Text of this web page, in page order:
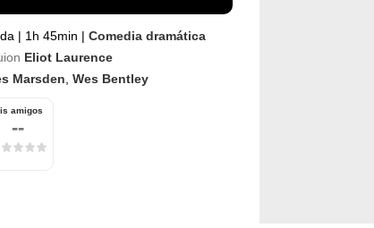
| 1h 45min | Comedia dramática
Eliot Laurence
Marsden Wes Bentley
amigos
--